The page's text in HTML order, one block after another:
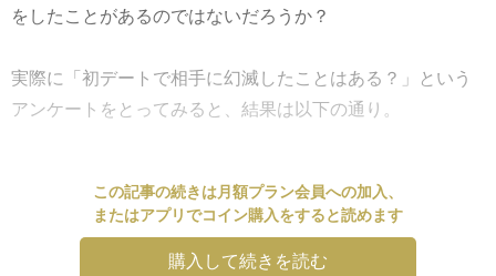
をしたことがあるのではないだろうか？
実際に「初デートで相手に幻滅したことはある？」という
アンケートをとってみると、結果は以下の通り。
この記事の続きは月額プラン会員への加入、
またはアプリでコイン購入をすると読めます
購入して続きを読む